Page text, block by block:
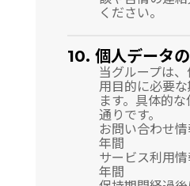
ください。
10. 個人データ
当グループは、
用目的に必要
ます。具体的
通りです。
お問い合わせ情
年間
サービス利用
年間